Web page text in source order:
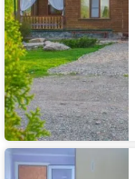
Гостевой
дом